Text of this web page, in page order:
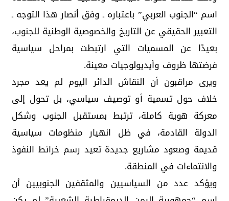
اسم “الجنوب العربي” باعتباره ـ وفق أنصار هذا التوجه ـ
التعبير الحقيقي عن التاريخ والخصوصية الوطنية للجنوب،
بعيدًا عن المسميات التي ارتبطت بمراحل سياسية
فرضتها ظروف وأيديولوجيات معينة.
ويرى مراقبون أن النقاش الدائر اليوم لم يعد مجرد
خلاف حول تسمية أو توصيف سياسي، بل تحول إلى
معركة هوية كاملة، ترتبط بمستقبل الجنوب وشكل
الدولة القادمة، في ظل انهيار منظومات سياسية
قديمة وصعود مشاريع جديدة تعيد رسم خرائط النفوذ
والانتماءات في المنطقة.
ويؤكد عدد من السياسيين والمثقفين الجنوبيين أن